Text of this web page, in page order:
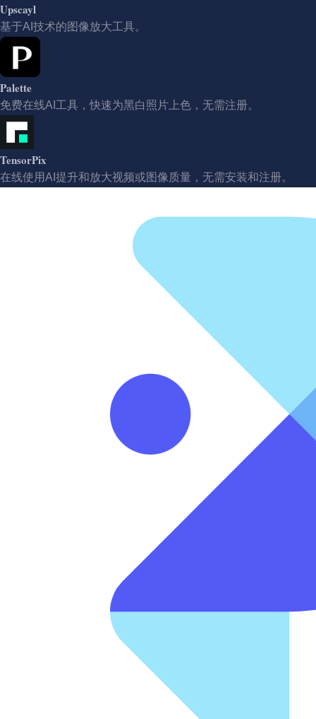
Upscayl
基于AI技术的图像放大工具。
Palette
免费在线AI工具，快速为黑白照片上色，无需注册。
TensorPix
在线使用AI提升和放大视频或图像质量，无需安装和注册。